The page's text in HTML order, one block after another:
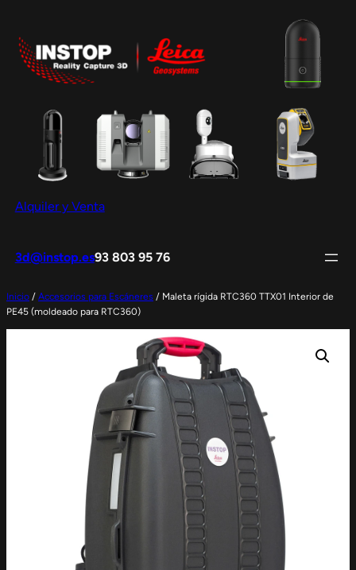
contenido
Alquiler y Venta
3d@instop.es93 803 95 76
Inicio / Accesorios para Escáneres / Maleta rígida RTC360 TTX01 Interior de
PE45 (moldeado para RTC360)